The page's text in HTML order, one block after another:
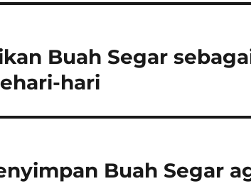
Buah Segar
hari
Buah Segar